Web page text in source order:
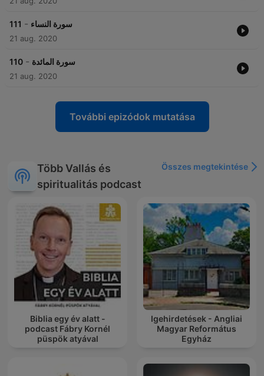
111 - سورة النساء
21 aug. 2020
110 - سورة المائدة
21 aug. 2020
További epizódok mutatása
Több Vallás és
spiritualitás podcast
Összes megtekintése
Biblia egy év alatt -
podcast Fábry Kornél
püspök atyával
Igehirdetések - Angliai
Magyar Református
Egyház